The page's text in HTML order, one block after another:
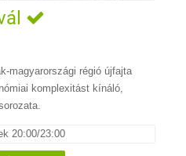
magyarországi régió újfajta
komplexitást kínáló,
20:00/23:00